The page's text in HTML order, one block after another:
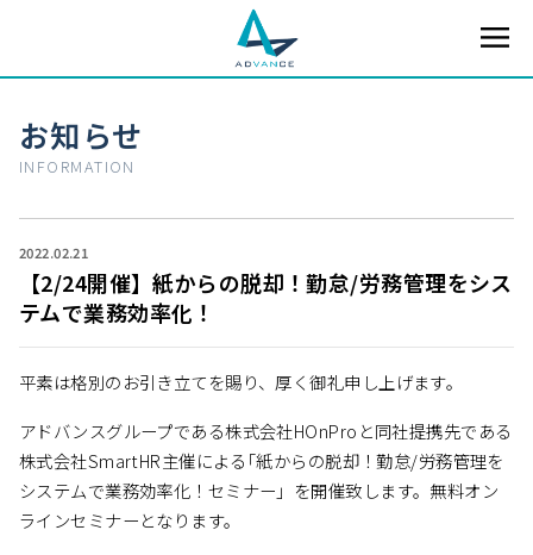
お知らせ
INFORMATION
2022.02.21
【2/24開催】紙からの脱却！勤怠/労務管理をシス
テムで業務効率化！
平素は格別のお引き立てを賜り、厚く御礼申し上げます。
アドバンスグループである株式会社HOnProと同社提携先である
株式会社SmartHR主催による｢紙からの脱却！勤怠/労務管理を
システムで業務効率化！セミナー」を開催致します。無料オン
ラインセミナーとなります。